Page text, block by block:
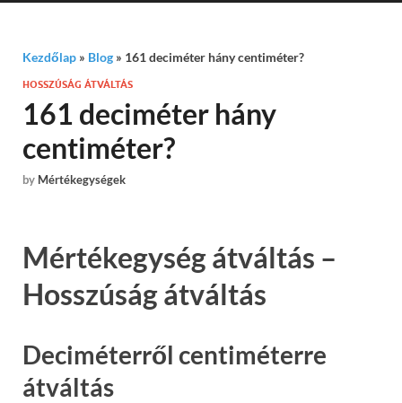
Kezdőlap » Blog » 161 deciméter hány centiméter?
HOSSZÚSÁG ÁTVÁLTÁS
161 deciméter hány
centiméter?
by Mértékegységek
Mértékegység átváltás –
Hosszúság átváltás
Deciméterről centiméterre
átváltás